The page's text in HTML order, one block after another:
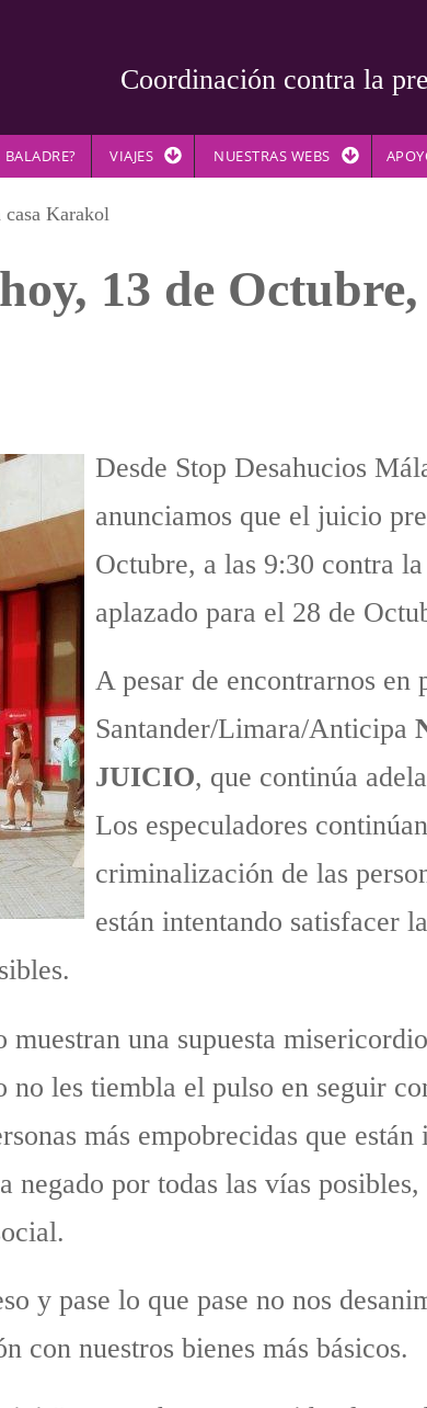
Coordinación contra la
BALADRE? VIAJES NUESTRAS WEBS
Karakol
13 de
Desde Stop Desahucios
anunciamos que el juicio
Octubre, a las 9:30 contra
aplazado para el 28 de
A pesar de encontrarnos en
Santander/Limara/Anticipa
JUICIO, que continúa
Los especuladores
criminalización de las
están intentando satisfacer
una supuesta
les tiembla el pulso en seguir
más empobrecidas que están
negado por todas las vías
y pase lo que pase no nos
con nuestros bienes más básicos.